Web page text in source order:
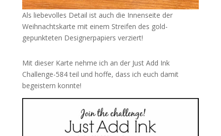
Als liebevolles Detail ist auch die Innenseite der
Weihnachtskarte mit einem Streifen des gold-
gepunkteten Designerpapiers verziert!
Mit dieser Karte nehme ich an der Just Add Ink
Challenge-584 teil und hoffe, dass ich euch damit
begeistern konnte!